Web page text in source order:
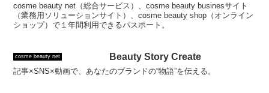
cosme beauty net（総合サービス）、cosme beauty businesサイト
（業務用ソリューションサイト）、cosme beauty shop（オンライン
ショップ）で１年間利用できるパスポート。
cosme beauty net Beauty Story Create
記事×SNS×動画で、あなたのブランドの“物語”を伝える。